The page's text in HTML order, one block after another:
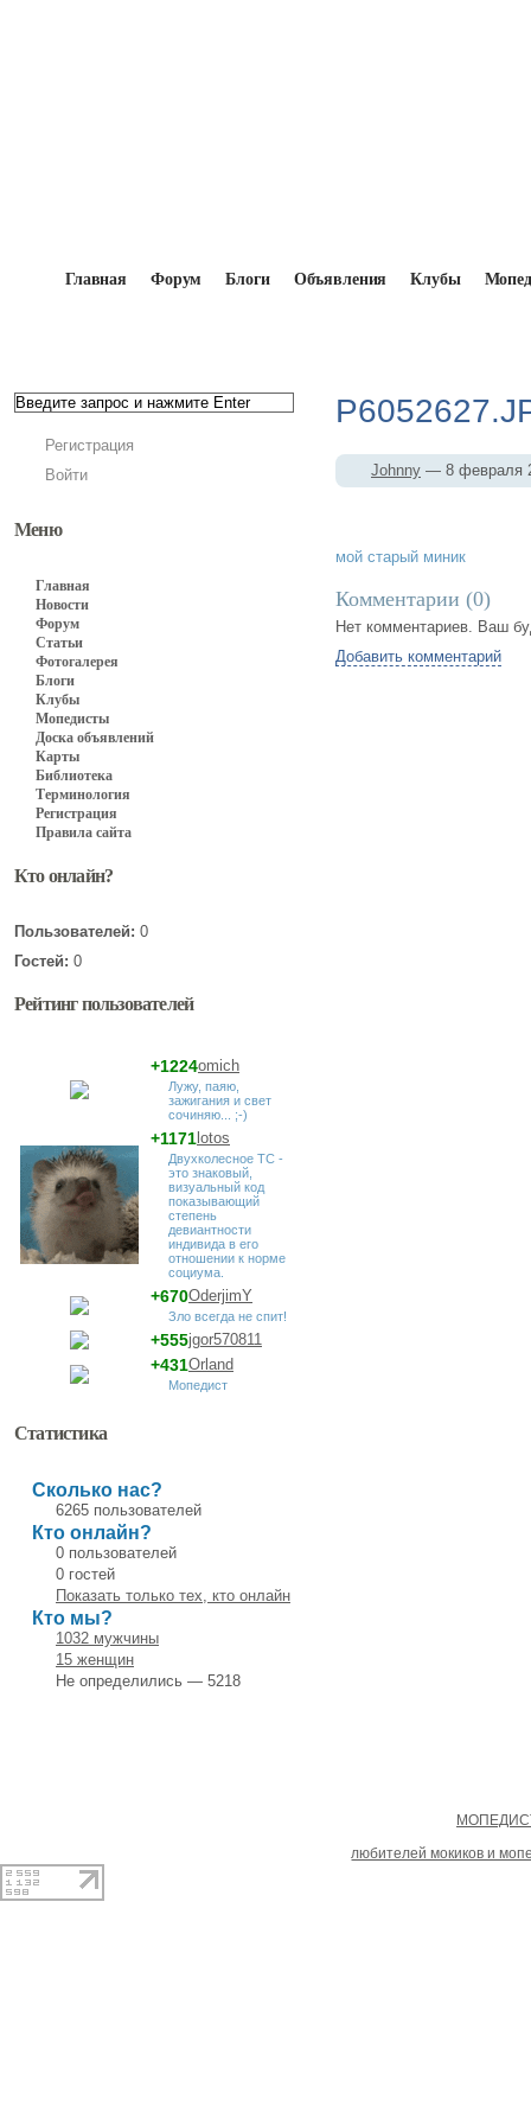
Главная Форум Блоги Объявления Клубы
Регистрация
Войти
Меню
Главная
Новости
Форум
Статьи
Фотогалерея
Блоги
Клубы
Мопедисты
Доска объявлений
Карты
Библиотека
Терминология
Регистрация
Правила сайта
Кто онлайн?
Пользователей: 0
Гостей: 0
Рейтинг пользователей
omich
+1224
Лужу, паяю,
зажигания и свет
сочиняю... ;-)
lotos
+1171
Двухколесное ТС -
это знаковый,
визуальный код
показывающий
степень
девиантности
индивида в его
отношении к норме
социума.
OderjimY
+670
Зло всегда не спит!
jgor570811
+555
Orland
+431
Мопедист
Статистика
Сколько нас?
6265 пользователей
Кто онлайн?
0 пользователей
0 гостей
Показать только тех, кто онлайн
Кто мы?
1032 мужчины
15 женщин
Не определились — 5218
Johnny — 8 февраля
мой старый миник
Комментарии (0)
Нет комментариев. Ваш
Добавить комментарий
любителей мокиков и